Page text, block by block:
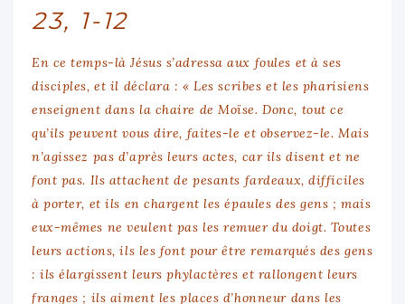
23, 1-12
En ce temps-là Jésus s’adressa aux foules et à ses
disciples, et il déclara : « Les scribes et les pharisiens
enseignent dans la chaire de Moïse. Donc, tout ce
qu’ils peuvent vous dire, faites-le et observez-le. Mais
n’agissez pas d’après leurs actes, car ils disent et ne
font pas. Ils attachent de pesants fardeaux, difficiles
à porter, et ils en chargent les épaules des gens ; mais
eux-mêmes ne veulent pas les remuer du doigt. Toutes
leurs actions, ils les font pour être remarqués des gens
: ils élargissent leurs phylactères et rallongent leurs
franges ; ils aiment les places d’honneur dans les